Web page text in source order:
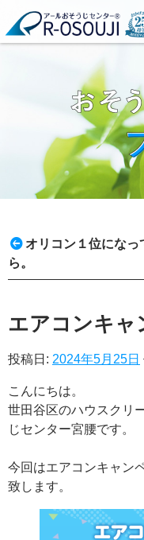
サ
セ
エ
定
そ
対
ア
お
オリコン１位になっ
ら。
エアコンキャ
投稿日: 2024年5月25日
こんにちは。
世田谷区のハウスクリ
じセンター宮腰です。
今回はエアコンキャン
致します。